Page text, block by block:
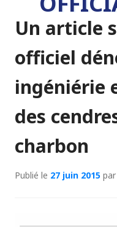
Un article
officiel
ingéniérie
des
charbon
Publié le 27 juin 2015 par